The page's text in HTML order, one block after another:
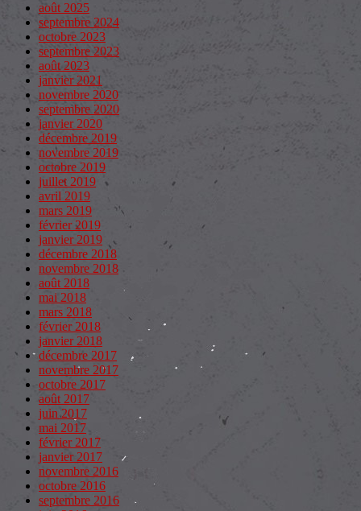
août 2025
septembre 2024
octobre 2023
septembre 2023
août 2023
janvier 2021
novembre 2020
septembre 2020
janvier 2020
décembre 2019
novembre 2019
octobre 2019
juillet 2019
avril 2019
mars 2019
février 2019
janvier 2019
décembre 2018
novembre 2018
août 2018
mai 2018
mars 2018
février 2018
janvier 2018
décembre 2017
novembre 2017
octobre 2017
août 2017
juin 2017
mai 2017
février 2017
janvier 2017
novembre 2016
octobre 2016
septembre 2016